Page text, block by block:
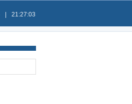
21:27:03